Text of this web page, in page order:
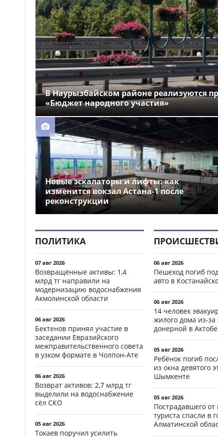
ограничат в Астане
16:34
Очередная
сельскохозяйственная ярмарка
пройдёт в Астане 8–9 августа
16:22
Доллар немного
подешевел в Казахстане
В Наурызбайском районе реализуются
«Бюджет народного участия»
Новые эскалаторы и лифты: как
изменится вокзал Астана-1 после
реконструкции
ПОЛИТИКА
07 авг 2026
Возвращённые активы: 1,4
млрд тг направили на
модернизацию водоснабжения
Акмолинской области
06 авг 2026
Бектенов принял участие в
заседании Евразийского
межправительственного совета
в узком формате в Чолпон-Ате
06 авг 2026
Возврат активов: 2,7 млрд тг
выделили на водоснабжение
сёл СКО
05 авг 2026
Токаев поручил усилить
06 авг 2026
Пешеход погиб
авто в
06 авг 2026
14 человек
жилого дома из-
донерной в Актобе
05 авг 2026
Ребёнок погиб
из окна девятого
Шымкенте
05 авг 2026
Пострадавшего от
туриста спасли в
Алматинской